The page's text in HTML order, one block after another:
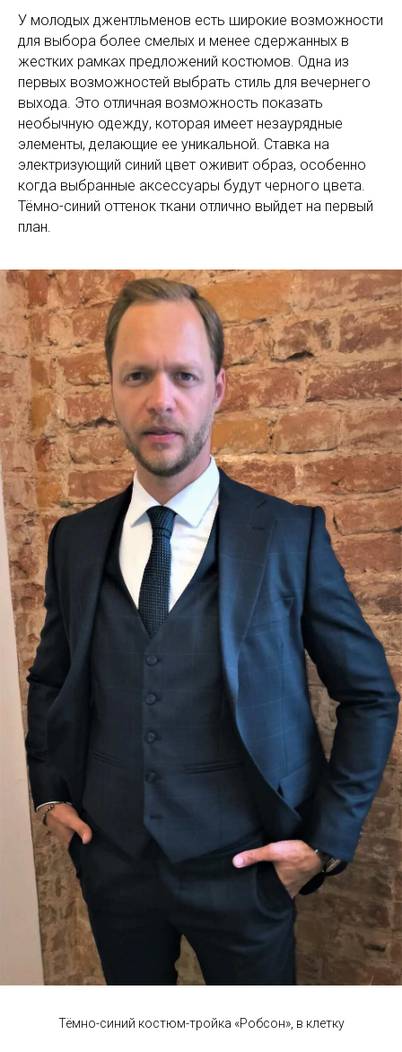
У молодых джентльменов есть широкие возможности
для выбора более смелых и менее сдержанных в
жестких рамках предложений костюмов. Одна из
первых возможностей выбрать стиль для вечернего
выхода. Это отличная возможность показать
необычную одежду, которая имеет незаурядные
элементы, делающие ее уникальной. Ставка на
электризующий синий цвет оживит образ, особенно
когда выбранные аксессуары будут черного цвета.
Тёмно-синий оттенок ткани отлично выйдет на первый
план.
Тёмно-синий костюм-тройка «Робсон», в клетку